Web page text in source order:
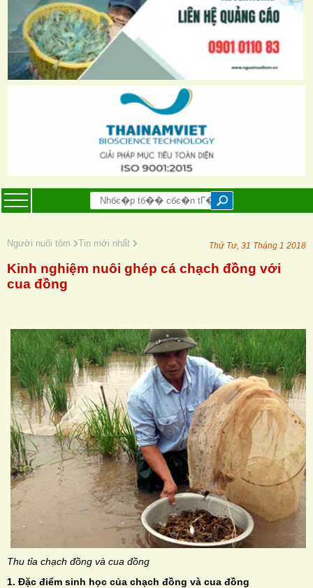
Người nuôi tôm Tin mới nhất Thứ Tư, 31 Tháng 1 2018
Kinh nghiệm nuôi ghép cá chạch đồng với
cua đồng
Thu tỉa chạch đồng và cua đồng
1. Đặc điểm sinh học của chạch đồng và cua đồng